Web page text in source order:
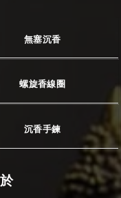
無塞沉香
螺旋香線圈
沉香手鍊